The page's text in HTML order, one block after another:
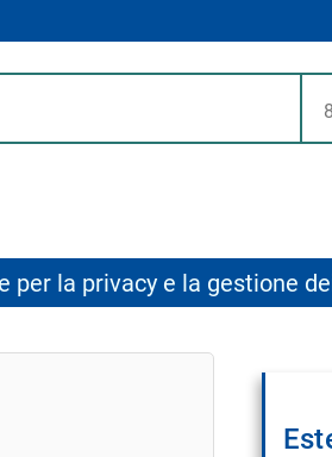
per la privacy e la gestione